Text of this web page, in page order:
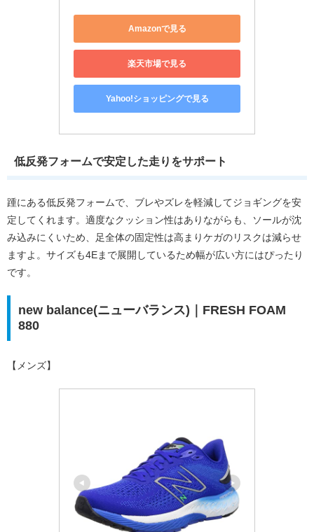
Amazonで見る
楽天市場で見る
Yahoo!ショッピングで見る
低反発フォームで安定した走りをサポート
踵にある低反発フォームで、ブレやズレを軽減してジョギングを安
定してくれます。適度なクッション性はありながらも、ソールが沈
み込みにくいため、足全体の固定性は高まりケガのリスクは減らせ
ますよ。サイズも4Eまで展開しているため幅が広い方にはぴったり
です。
new balance(ニューバランス)｜FRESH FOAM
880
【メンズ】